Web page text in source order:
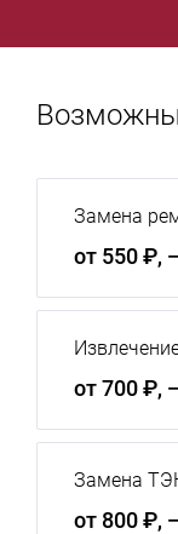
Замена
от 550 ₽,
от 700 ₽,
Замена
от 800 ₽,